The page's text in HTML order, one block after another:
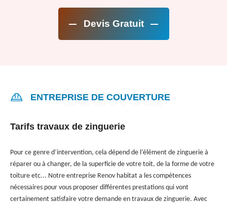
Devis Gratuit
ENTREPRISE DE COUVERTURE
Tarifs travaux de zinguerie
Pour ce genre d’intervention, cela dépend de l’élément de zinguerie à
réparer ou à changer, de la superficie de votre toit, de la forme de votre
toiture etc... Notre entreprise Renov habitat a les compétences
nécessaires pour vous proposer différentes prestations qui vont
certainement satisfaire votre demande en travaux de zinguerie. Avec